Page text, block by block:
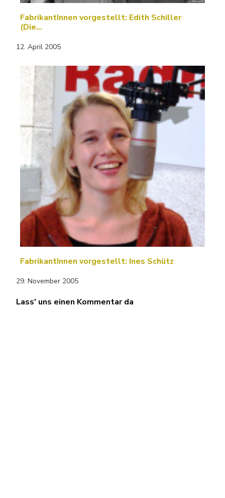
FabrikantInnen vorgestellt: Edith Schiller
(Die…
12. April 2005
FabrikantInnen vorgestellt: Ines Schütz
29. November 2005
Lass' uns einen Kommentar da